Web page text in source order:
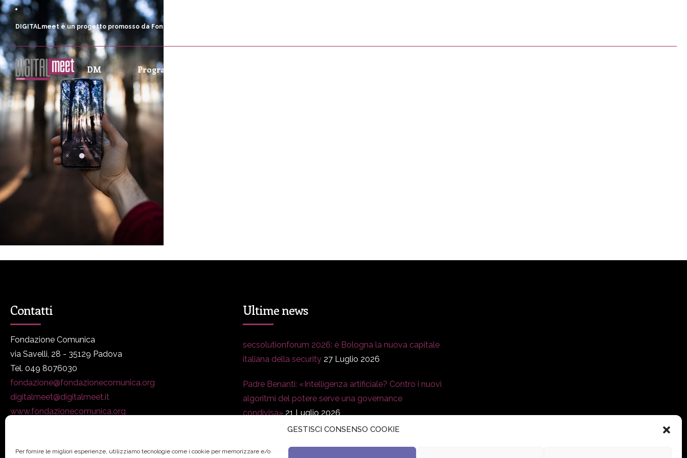
GESTISCI CONSENSO COOKIE
Per fornire le migliori esperienze, utilizziamo tecnologie come i cookie per memorizzare e/o
DIGITALmeet è un progetto promosso da Fondazione Comunica
DM Programma
Contatti
Fondazione Comunica
via Savelli, 28 - 35129 Padova
Tel. 049 8076030
fondazione@fondazionecomunica.org
digitalmeet@digitalmeet.it
www.fondazionecomunica.org
Ultime news
secsolutionforum 2026: è Bologna la nuova capitale
italiana della security 27 Luglio 2026
Padre Benanti: «Intelligenza artificiale? Contro i nuovi
algoritmi del potere serve una governance
condivisa» 21 Luglio 2026
Giugno 2026